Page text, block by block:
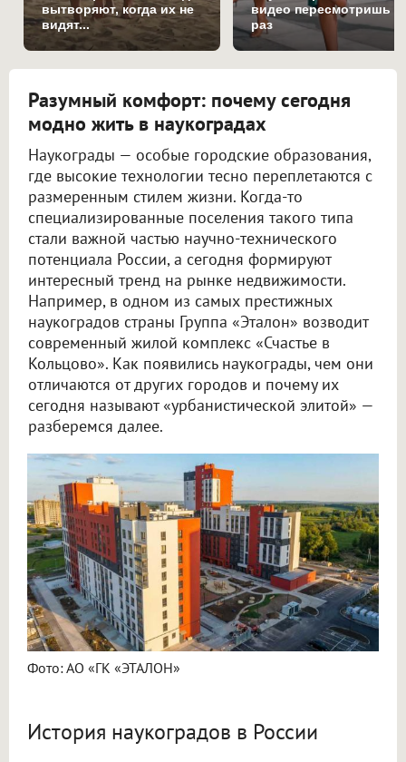
вытворяют, когда их не
видят...
видео пересмотришь
раз
Разумный комфорт: почему сегодня
модно жить в наукоградах
Наукограды — особые городские образования,
где высокие технологии тесно переплетаются с
размеренным стилем жизни. Когда-то
специализированные поселения такого типа
стали важной частью научно-технического
потенциала России, а сегодня формируют
интересный тренд на рынке недвижимости.
Например, в одном из самых престижных
наукоградов страны Группа «Эталон» возводит
современный жилой комплекс «Счастье в
Кольцово». Как появились наукограды, чем они
отличаются от других городов и почему их
сегодня называют «урбанистической элитой» —
разберемся далее.
Фото: АО «ГК «ЭТАЛОН»
История наукоградов в России